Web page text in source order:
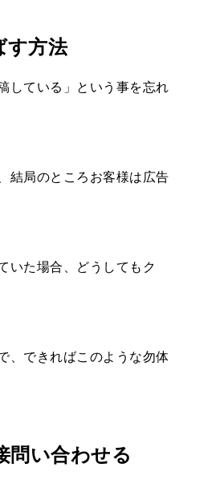
す方法
している」という事を忘れ
結局のところお客様は広告
いた場合、どうしてもク
、できればこのような勿体
問い合わせる